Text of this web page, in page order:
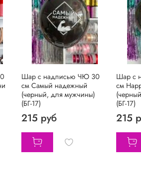
Шар с надписью ЧЮ 30
см Самый надежный
(черный, для мужчины)
(БГ-17)
215 руб
Шар с
см
(БГ-17)
215